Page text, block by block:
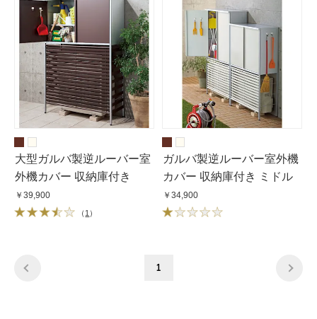
大型ガルバ製逆ルーバー室
外機カバー 収納庫付き
￥39,900
（ 1 ）
ガルバ製逆ルーバー室外機
カバー 収納庫付き ミドル
￥34,900
1